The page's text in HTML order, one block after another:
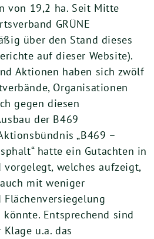
von 19,2 ha. Seit Mitte
GRÜNE
über den Stand dieses
auf dieser Website).
Aktionen haben sich zwölf
Organisationen
gegen diesen
der B469
„B469 –
hatte ein Gutachten in
welches aufzeigt,
mit weniger
Entsprechend sind
u.a. das